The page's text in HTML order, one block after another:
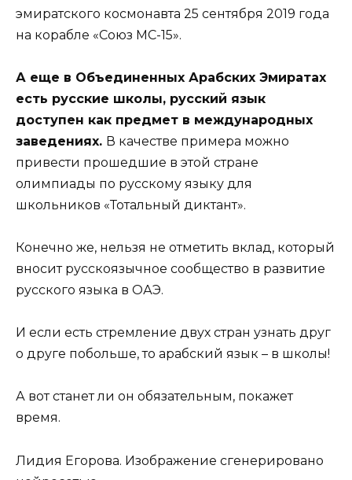
эмиратского космонавта 25 сентября 2019 года
на корабле «Союз МС-15».
А еще в Объединенных Арабских Эмиратах
есть русские школы, русский язык
доступен как предмет в международных
заведениях. В качестве примера можно
привести прошедшие в этой стране
олимпиады по русскому языку для
школьников «Тотальный диктант».
Конечно же, нельзя не отметить вклад, который
вносит русскоязычное сообщество в развитие
русского языка в ОАЭ.
И если есть стремление двух стран узнать друг
о друге побольше, то арабский язык – в школы!
А вот станет ли он обязательным, покажет
время.
Лидия Егорова. Изображение сгенерировано